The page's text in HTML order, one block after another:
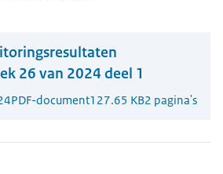
26 van 2024 deel 1
PDF-document127.65 KB2 pagina's